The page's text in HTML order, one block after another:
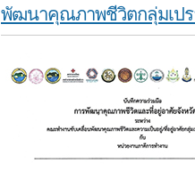
พัฒนาคุณภาพชีวิตกลุ่มเปร